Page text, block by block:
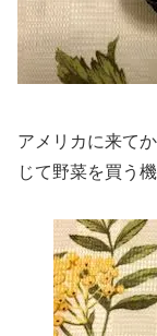
アメリカに来て
じて野菜を買う